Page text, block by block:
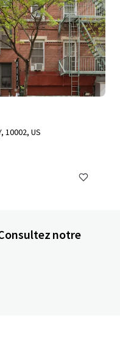
10002, US
notre